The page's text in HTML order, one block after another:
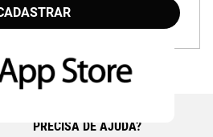
PRECISA DE AJUDA?